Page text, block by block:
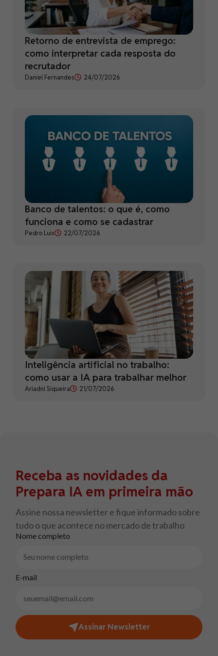
Retorno de entrevista de emprego:
como interpretar cada resposta do
recrutador
Daniel Fernandes 24/07/2026
Banco de talentos: o que é, como
funciona e como se cadastrar
Pedro Luis 22/07/2026
Inteligência artificial no trabalho:
como usar a IA para trabalhar melhor
Ariadni Siqueira 21/07/2026
Receba as novidades da
Prepara IA em primeira mão
Assine nossa newsletter e fique informado sobre
tudo o que acontece no mercado de trabalho
Nome completo
E-mail
Assinar Newsletter